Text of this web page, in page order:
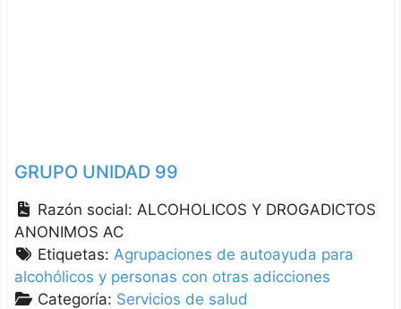
GRUPO UNIDAD 99
Razón social: ALCOHOLICOS Y DROGADICTOS
ANONIMOS AC
Etiquetas: Agrupaciones de autoayuda para
alcohólicos y personas con otras adicciones
Categoría: Servicios de salud